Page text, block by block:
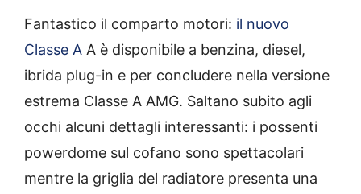
Fantastico il comparto motori: il nuovo
Classe A A è disponibile a benzina, diesel,
ibrida plug-in e per concludere nella versione
estrema Classe A AMG. Saltano subito agli
occhi alcuni dettagli interessanti: i possenti
powerdome sul cofano sono spettacolari
mentre la griglia del radiatore presenta una